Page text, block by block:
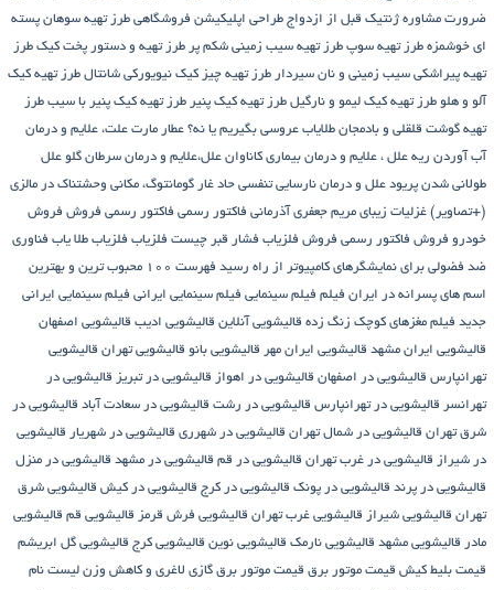
قبل از ازدواج طراحی اپلیکیشن فروشگاهی طرز تهیه سوهان پسته
تهیه سوپ طرز تهیه سیب زمینی شکم پر طرز تهیه و دستور پخت کیک طرز
زمينی و نان سیردار طرز تهیه چیز کیک نیویورکی شانتال طرز تهیه کیک
کیک لیمو و نارگیل طرز تهیه کیک پنیر طرز تهیه کیک پنیر با سیب طرز
و بادمجان طلایاب عروسی بگیریم یا نه؟ عطار مارت علت، علایم و درمان
، علایم و درمان بیماری کاناوان علل،علایم و درمان سرطان گلو علل
علل و درمان نارسایی تنفسی حاد غار گومانتوگ، مکانی وحشتناک در مالزی
زیبای مریم جعفری آذرمانی فاکتور رسمی فاکتور رسمی فروش فروش
رسمی فروش فلزیاب فشار قبر چیست فلزیاب فلزیاب طلا یاب فناوری
کامپیوتر از راه رسید
فهرست ۱۰۰ محبوب ترین و بهترین
در ایران فیلم فیلم سینمایی فیلم سینمایی ایرانی فیلم سینمایی ایرانی
کوچک زنگ زده قالیشویی آنلاین قالیشویی ادیب قالیشویی اصفهان
مشهد قالیشویی ایران مهر قالیشویی بانو قالیشویی تهران قالیشویی
در اصفهان قالیشویی در اهواز قالیشویی در تبریز قالیشویی در
در تهرانپارس قالیشویی در رشت قالیشویی در سعادت آباد قالیشویی در
در شمال تهران قالیشویی در شهرری قالیشویی در شهریار قالیشویی
در غرب تهران قالیشویی در قم قالیشویی در مشهد قالیشویی در منزل
قالیشویی در پونک قالیشویی در کرج قالیشویی در کیش قالیشویی شرق
شیراز قالیشویی غرب تهران قالیشویی فرش قرمز قالیشویی قم قالیشویی
قالیشویی نارمک قالیشویی نوین قالیشویی کرج قالیشویی گل ابریشم
قیمت موتور برق قیمت موتور برق گازی لاغری و کاهش وزن لیست نام